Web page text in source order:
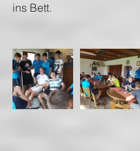
ins Bett.